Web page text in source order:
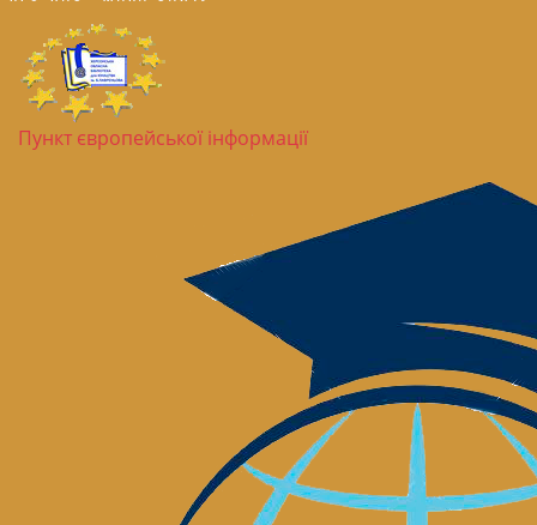
Пункт європейської інформації